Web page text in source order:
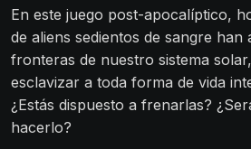
En este juego post-apocalíptico,
de aliens sedientos de sangre han
fronteras de nuestro sistema
esclavizar a toda forma de vida
¿Estás dispuesto a frenarlas?
hacerlo?